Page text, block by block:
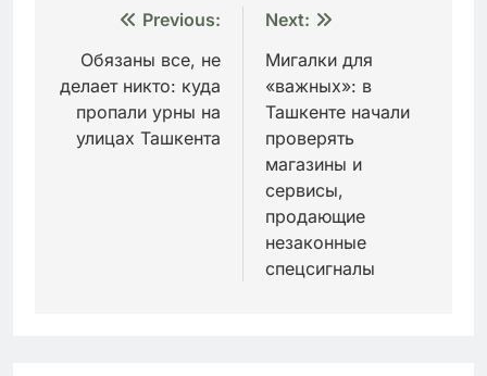
Навигация
по
записям
Previous:
Обязаны все, не
делает никто: куда
пропали урны на
улицах Ташкента
Next:
Мигалки для
«важных»: в
Ташкенте начали
проверять
магазины и
сервисы,
продающие
незаконные
спецсигналы